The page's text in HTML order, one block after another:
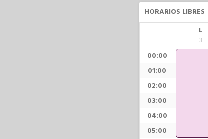
HORARIOS LIBRES
L
3
00:00
01:00
02:00
03:00
04:00
05:00